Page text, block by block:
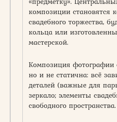
композиции становятся
свадебного торжества,
кольца или
мастерской.
Композиция
но и не статична: всё
деталей (важные для
зеркало; элементы
свободного пространства.